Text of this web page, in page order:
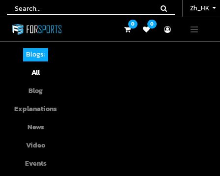
Zh_HK
0 0
Zh_HK
0 0
Blogs:
All
Blog
Explanations
News
Video
Events